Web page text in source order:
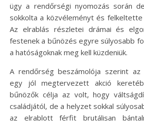
ügy a rendőrségi nyomozás során
sokkolta a közvéleményt és
Az elrablás részletei drámai és
festenek a bűnözés egyre súlyosabb
a hatóságoknak meg kell küzdeniük.
A rendőrség beszámolója szerint
egy jól megtervezett akció
bűnözők célja az volt, hogy
családjától, de a helyzet sokkal
az elrablott férfit brutálisan